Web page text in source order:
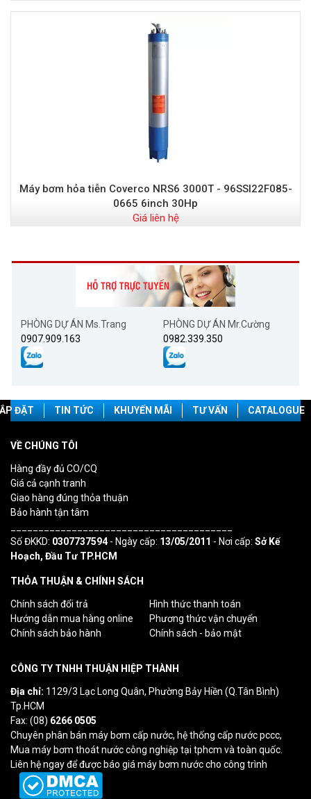
Máy bơm hỏa tiễn Coverco NRS6 3000T - 96SSI22F085-
0665 6inch 30Hp
Giá liên hệ
PHÒNG DỰ ÁN Ms.Trang
0907.909.163
PHÒNG DỰ ÁN Mr.Cường
0982.339.350
ĐẶT TIN TỨC KHUYẾN MÃI TƯ VẤN CATALOGUE
VỀ CHÚNG TÔI
Hàng đầy đủ CO/CQ
Giá cả cạnh tranh
Giao hàng đúng thỏa thuận
Bảo hành tận tâm
Số ĐKKD: 0307737594- Ngày cấp: 13/05/2011 - Nơi cấp: Sở Kế
Hoạch, Đầu Tư TP.HCM
THỎA THUẬN & CHÍNH SÁCH
Chính sách đổi trả
Hình thức thanh toán
Hướng dẫn mua hàng online
Phương thức vận chuyển
Chính sách bảo hành
Chính sách - bảo mật
CÔNG TY TNHH THUẬN HIỆP THÀNH
Địa chỉ: 1129/3 Lạc Long Quân, Phường Bảy Hiền (Q.Tân Bình)
Tp.HCM
Fax: (08) 6266 0505
Chuyên phân bán máy bơm cấp nước, hệ thống cấp nước pccc,
Mua máy bơm thoát nước công nghiệp tại tphcm và toàn quốc.
Liên hệ ngay để được báo giá máy bơm nước cho công trình